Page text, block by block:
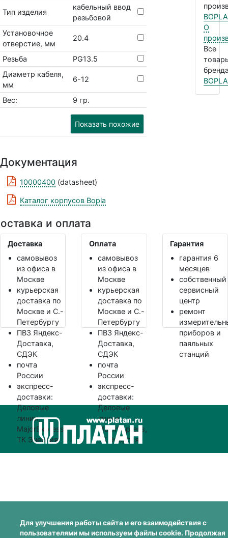
Тип изделия
кабельный ввод
резьбовой
Установочное
отверстие, мм
20.4
Резьба
PG13.5
Диаметр кабеля,
мм
6-12
Вес: 9 гр.
Показать похожие
BOPLA
О
Все
BOPLA
Документация
10000400 (datasheet)
Каталог корпусов Bopla
и оплата
Доставка
самовывоз
из офиса в
Москве
курьерская
доставка по
Москве и С.-
Петербургу
ПВЗ Яндекс-
Доставка,
СДЭК
почта
России
экспресс-
доставки:
Деловые
линии,
MajorExpress,
ТК Энергия
Оплата
самовывоз
из офиса в
Москве
курьерская
доставка по
Москве и С.-
Петербургу
ПВЗ Яндекс-
Доставка,
СДЭК
почта
России
экспресс-
доставки:
Деловые
линии,
MajorExpress,
ТК Энергия
Гарантия
гарантия 6
месяцев
собственный
сервисный
центр
ремонт
приборов и
паяльных
станций
Для улучшения работы сайта и его взаимодействия с
пользователями мы используем файлы cookie. Продолжая